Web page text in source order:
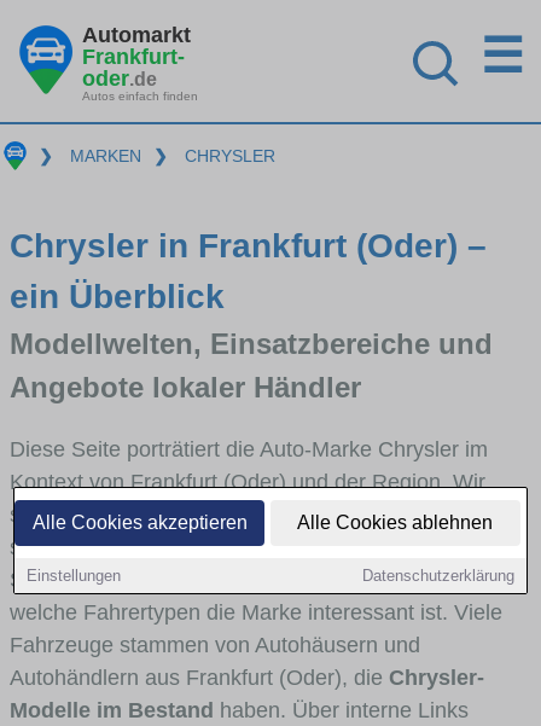
Alle Cookies akzeptieren Alle Cookies ablehnen
Einstellungen Datenschutzerklärung
Automarkt
Frankfurt-
oder.de
Autos einfach finden
☰
❯ MARKEN ❯ CHRYSLER
Chrysler in Frankfurt (Oder) –
ein Überblick
Modellwelten, Einsatzbereiche und
Angebote lokaler Händler
Diese Seite porträtiert die Auto-Marke Chrysler im
Kontext von Frankfurt (Oder) und der Region. Wir
skizzieren, in welchen Fahrzeugklassen Chrysler
stark vertreten ist, welche Modellreihen häufig im
Stadt- und Umlandverkehr zu sehen sind und für
welche Fahrertypen die Marke interessant ist. Viele
Fahrzeuge stammen von Autohäusern und
Autohändlern aus Frankfurt (Oder), die Chrysler-
Modelle im Bestand haben. Über interne Links